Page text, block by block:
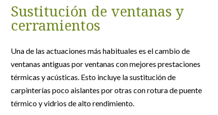
Sustitución de ventanas y
cerramientos
Una de las actuaciones más habituales es el cambio de
ventanas antiguas por ventanas con mejores prestaciones
térmicas y acústicas. Esto incluye la sustitución de
carpinterías poco aislantes por otras con rotura de puente
térmico y vidrios de alto rendimiento.